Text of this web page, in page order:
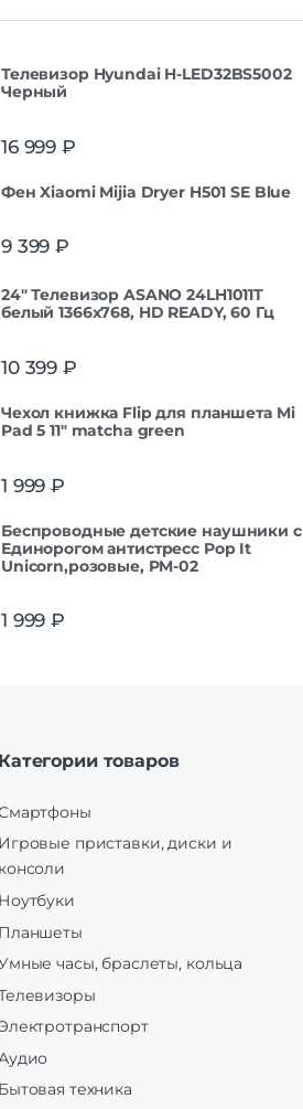
Телевизор Hyundai H-LED32BS5002
Черный
16 999 ₽
Фен Xiaomi Mijia Dryer H501 SE Blue
9 399 ₽
24" Телевизор ASANO 24LH1011T
белый 1366x768, HD READY, 60 Гц
10 399 ₽
Чехол книжка Flip для планшета Mi
Pad 5 11" matcha green
1 999 ₽
Беспроводные детские наушники с
Единорогом антистресс Pop It
Unicorn,розовые, PM-02
1 999 ₽
Категории товаров
Игровые приставки, диски и
консоли
Ноутбуки
Планшеты
часы, браслеты, кольца
Бытовая техника